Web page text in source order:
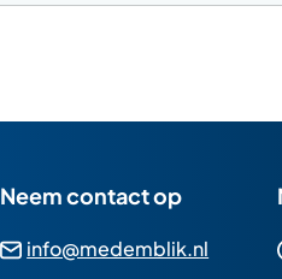
Neem contact op
info@medemblik.nl